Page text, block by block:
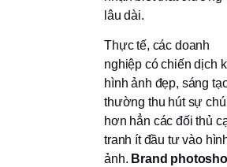
lâu dài.
Thực tế, các doanh
nghiệp có chiến dịch
hình ảnh đẹp, sáng
thường thu hút sự
hơn hẳn các đối thủ
tranh ít đầu tư vào
ảnh. Brand